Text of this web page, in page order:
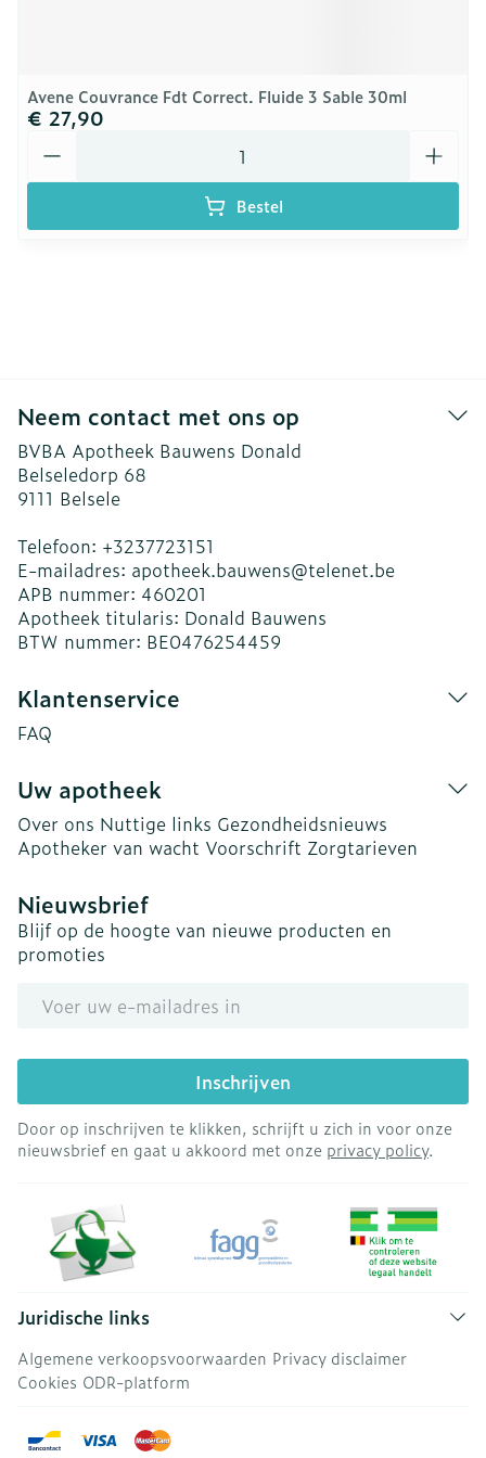
Avene Couvrance Fdt Correct. Fluide 3 Sable 30ml
€ 27,90
Bestel
Neem contact met ons op
BVBA Apotheek Bauwens Donald
Belseledorp 68
9111 Belsele
Telefoon: +3237723151
E-mailadres: apotheek.bauwens@telenet.be
APB nummer: 460201
Apotheek titularis: Donald Bauwens
BTW nummer: BE0476254459
Klantenservice
FAQ
Uw apotheek
Over ons Nuttige links Gezondheidsnieuws
Apotheker van wacht Voorschrift Zorgtarieven
Nieuwsbrief
Blijf op de hoogte van nieuwe producten en
promoties
Inschrijven
Door op inschrijven te klikken, schrijft u zich in voor onze
nieuwsbrief en gaat u akkoord met onze privacy policy.
Juridische links
Algemene verkoopsvoorwaarden Privacy disclaimer
Cookies ODR-platform